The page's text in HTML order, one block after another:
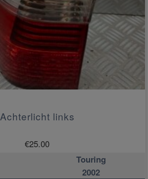
Achterlicht links
€25.00
Touring
2002